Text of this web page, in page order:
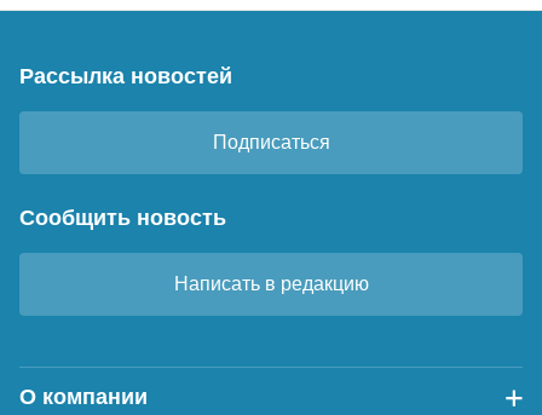
Рассылка новостей
Подписаться
Сообщить новость
Написать в редакцию
О компании